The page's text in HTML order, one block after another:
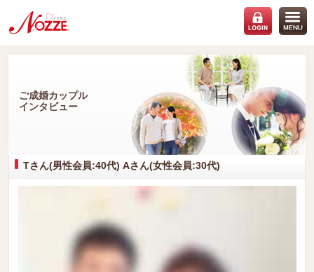
ご成婚カップル
インタビュー
Tさん(男性会員:40代) Aさん(女性会員:30代)